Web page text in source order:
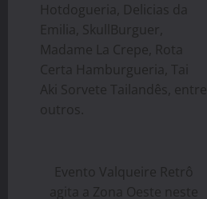
Hotdogueria, Delicias da
Emilia, SkullBurguer,
Madame La Crepe, Rota
Certa Hamburgueria, Tai
Aki Sorvete Tailandês, entre
outros.
Evento Valqueire Retrô
agita a Zona Oeste neste